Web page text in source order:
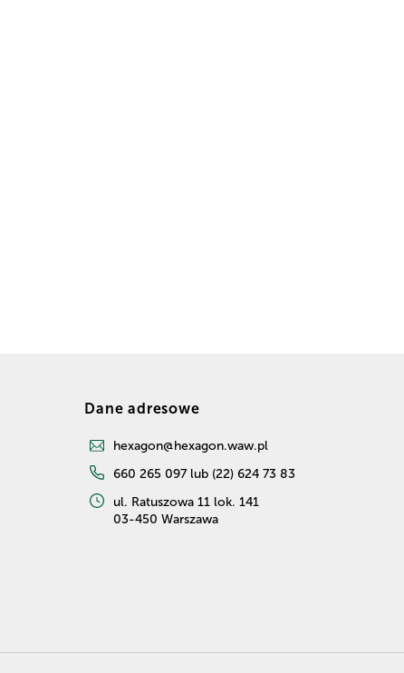
Dane adresowe
hexagon@hexagon.waw.pl
660 265 097 lub (22) 624 73 83
ul. Ratuszowa 11 lok. 141
03-450 Warszawa